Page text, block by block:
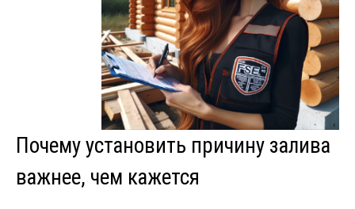
Почему установить причину залива
важнее, чем кажется